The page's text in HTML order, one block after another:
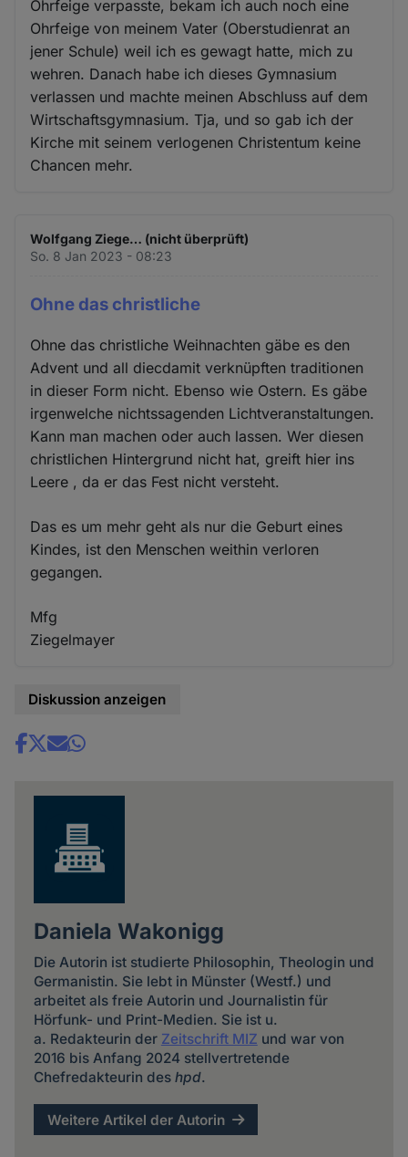
Ohrfeige verpasste, bekam ich auch noch eine
Ohrfeige von meinem Vater (Oberstudienrat an
jener Schule) weil ich es gewagt hatte, mich zu
wehren. Danach habe ich dieses Gymnasium
verlassen und machte meinen Abschluss auf dem
Wirtschaftsgymnasium. Tja, und so gab ich der
Kirche mit seinem verlogenen Christentum keine
Chancen mehr.
Wolfgang Ziege… (nicht überprüft)
So. 8 Jan 2023 - 08:23
Ohne das christliche
Ohne das christliche Weihnachten gäbe es den
Advent und all diecdamit verknüpften traditionen
in dieser Form nicht. Ebenso wie Ostern. Es gäbe
irgenwelche nichtssagenden Lichtveranstaltungen.
Kann man machen oder auch lassen. Wer diesen
christlichen Hintergrund nicht hat, greift hier ins
Leere , da er das Fest nicht versteht.
Das es um mehr geht als nur die Geburt eines
Kindes, ist den Menschen weithin verloren
gegangen.
Mfg
Ziegelmayer
Diskussion anzeigen
Share
Daniela Wakonigg
Die Autorin ist studierte Philosophin, Theologin und
Germanistin. Sie lebt in Münster (Westf.) und
arbeitet als freie Autorin und Journalistin für
Hörfunk- und Print-Medien. Sie ist u.
a. Redakteurin der Zeitschrift MIZ und war von
2016 bis Anfang 2024 stellvertretende
Chefredakteurin des hpd.
Weitere Artikel der Autorin